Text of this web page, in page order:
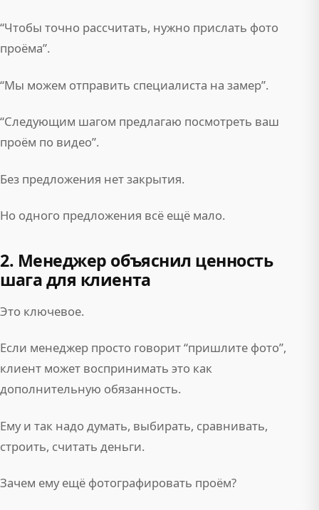
“Чтобы точно рассчитать, нужно прислать фото
проёма”.
“Мы можем отправить специалиста на замер”.
“Следующим шагом предлагаю посмотреть ваш
проём по видео”.
Без предложения нет закрытия.
Но одного предложения всё ещё мало.
2. Менеджер объяснил ценность
шага для клиента
Это ключевое.
Если менеджер просто говорит “пришлите фото”,
клиент может воспринимать это как
дополнительную обязанность.
Ему и так надо думать, выбирать, сравнивать,
строить, считать деньги.
Зачем ему ещё фотографировать проём?